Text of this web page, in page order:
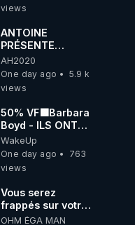
views
ANTOINE
PRÉSENTE
AH2020 LE LIVE
20H ***DU
06/08/2026***
AH2020
One day ago
5.9 k
views
50% VF🟩Barbara
Boyd - ILS ONT
MENTI SUR TOUT
-Jocelyne
Traduction
WakeUp
One day ago
763
views
Vous serez
frappés sur votre
sol européens par
OHM ÉGA MAN